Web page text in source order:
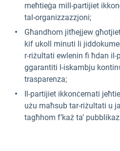
meħtieġa mill-partijiet
tal-organizzazzjoni;
Għandhom jitħejjew
kif ukoll minuti li
r-riżultati ewlenin fi ħdan il-
ggarantiti l-iskambju
trasparenza;
Il-partijiet ikkonċernati
użu maħsub tar-riżultati u
tagħhom f’każ ta’